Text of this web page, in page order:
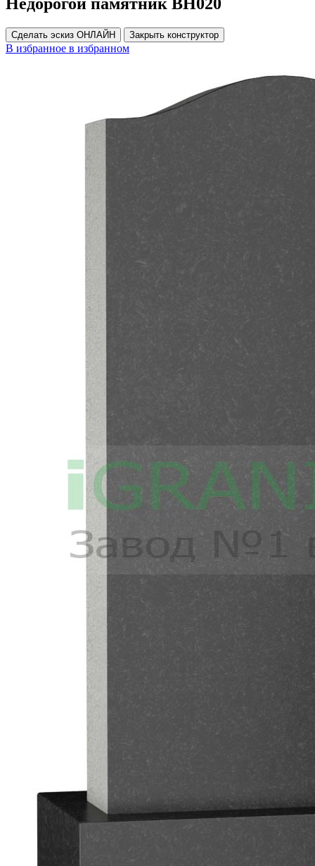
Недорогой памятник ВН020
Сделать эскиз ОНЛАЙН Закрыть конструктор
В избранное в избранном